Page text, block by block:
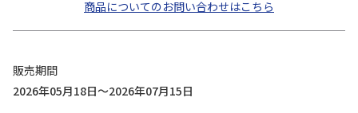
商品についてのお問い合わせはこちら
販売期間
2026年05月18日～2026年07月15日